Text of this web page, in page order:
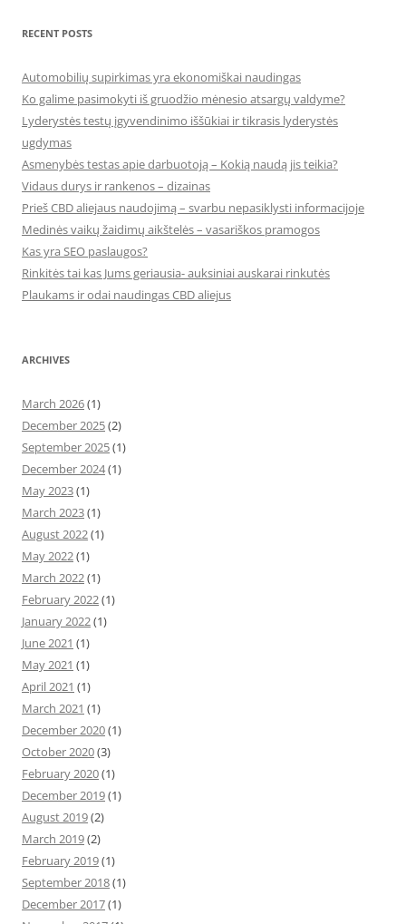
RECENT POSTS
Automobilių supirkimas yra ekonomiškai naudingas
Ko galime pasimokyti iš gruodžio mėnesio atsargų valdyme?
Lyderystės testų įgyvendinimo iššūkiai ir tikrasis lyderystės
ugdymas
Asmenybės testas apie darbuotoją – Kokią naudą jis teikia?
Vidaus durys ir rankenos – dizainas
Prieš CBD aliejaus naudojimą – svarbu nepasiklysti informacijoje
Medinės vaikų žaidimų aikštelės – vasariškos pramogos
Kas yra SEO paslaugos?
Rinkitės tai kas Jums geriausia- auksiniai auskarai rinkutės
Plaukams ir odai naudingas CBD aliejus
ARCHIVES
March 2026(1)
December 2025(2)
September 2025(1)
December 2024(1)
May 2023(1)
March 2023(1)
August 2022(1)
May 2022(1)
March 2022(1)
February 2022(1)
January 2022(1)
June 2021 (1)
May 2021 (1)
April 2021 (1)
March 2021 (1)
December 2020(1)
October 2020(3)
February 2020(1)
December 2019(1)
August 2019(2)
March 2019(2)
February 2019(1)
September 2018(1)
December 2017(1)